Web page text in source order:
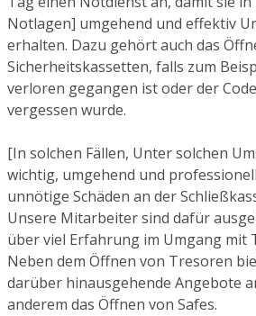
Notlagen] umgehend und effektiv
erhalten. Dazu gehört auch das
Sicherheitskassetten, falls zum
verloren gegangen ist oder der
vergessen wurde.
[In solchen Fällen, Unter solchen
wichtig, umgehend und
unnötige Schäden an der
Unsere Mitarbeiter sind dafür
über viel Erfahrung im Umgang mit
Neben dem Öffnen von Tresoren
darüber hinausgehende Angebote
anderem das Öffnen von Safes.